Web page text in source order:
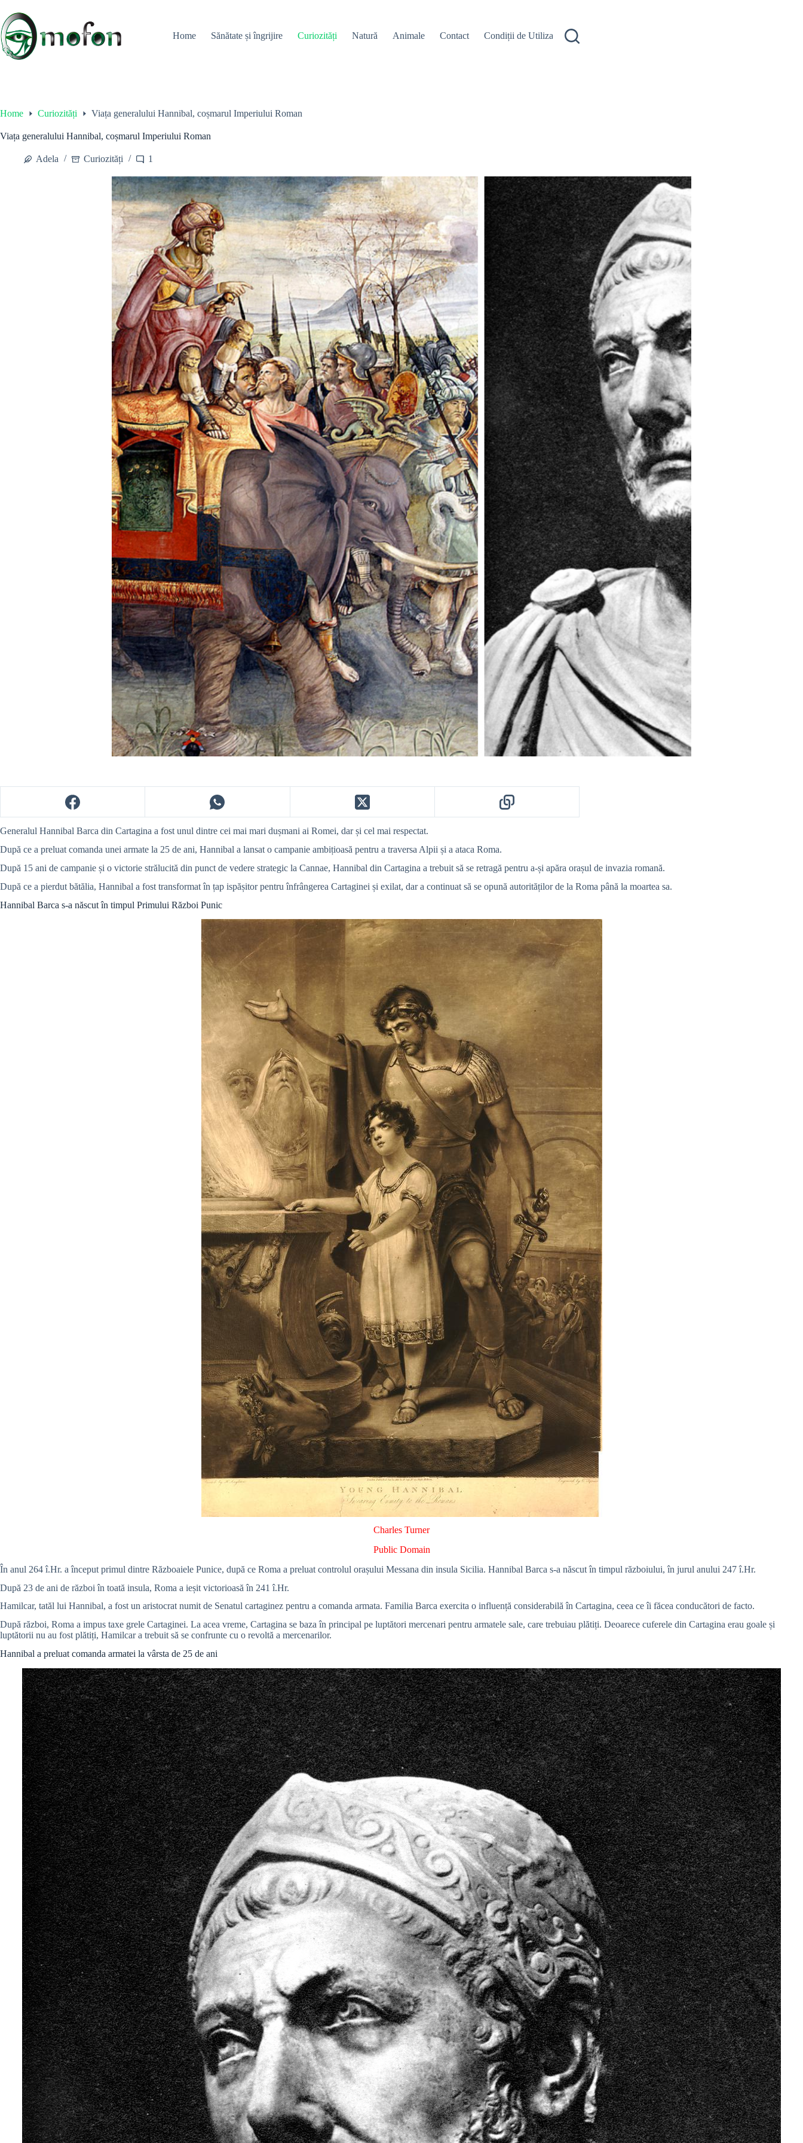
content
Home
Sănătate și îngrijire Curiozități Natură Animale Contact Condiții de Utilizare
Home Curiozități Viața generalului Hannibal, coșmarul Imperiului Roman
Viața generalului Hannibal, coșmarul Imperiului Roman
Adela Curiozități 1
Generalul Hannibal Barca din Cartagina a fost unul dintre cei mai mari dușmani ai Romei, dar și cel mai respectat.
După ce a preluat comanda unei armate la 25 de ani, Hannibal a lansat o campanie ambițioasă pentru a traversa Alpii și a ataca Roma.
După 15 ani de campanie și o victorie strălucită din punct de vedere strategic la Cannae, Hannibal din Cartagina a trebuit să se retragă pentru a-și apăra orașul de invazia romană.
După ce a pierdut bătălia, Hannibal a fost transformat în țap ispășitor pentru înfrângerea Cartaginei și exilat, dar a continuat să se opună autorităților de la Roma până la moartea sa.
Hannibal Barca s-a născut în timpul Primului Război Punic
Charles Turner
Public Domain
În anul 264 î.Hr. a început primul dintre Războaiele Punice, după ce Roma a preluat controlul orașului Messana din insula Sicilia. Hannibal Barca s-a născut în timpul războiului, în jurul anului 247 î.Hr.
După 23 de ani de război în toată insula, Roma a ieșit victorioasă în 241 î.Hr.
Hamilcar, tatăl lui Hannibal, a fost un aristocrat numit de Senatul cartaginez pentru a comanda armata. Familia Barca exercita o influență considerabilă în Cartagina, ceea ce îi făcea conducători de facto.
După război, Roma a impus taxe grele Cartaginei. La acea vreme, Cartagina se baza în principal pe luptători mercenari pentru armatele sale, care trebuiau plătiți. Deoarece cuferele din Cartagina erau goale și
luptătorii nu au fost plătiți, Hamilcar a trebuit să se confrunte cu o revoltă a mercenarilor.
Hannibal a preluat comanda armatei la vârsta de 25 de ani